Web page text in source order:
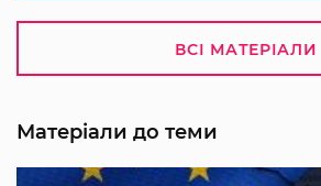
ВСІ МАТЕРІАЛИ
Матеріали до теми